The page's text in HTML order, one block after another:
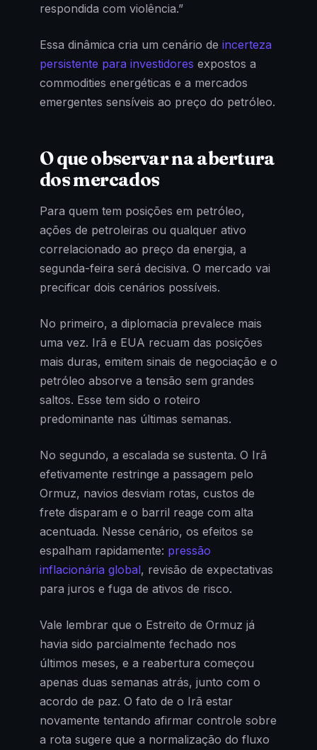
respondida com violência.”
Essa dinâmica cria um cenário de incerteza
persistente para investidores expostos a
commodities energéticas e a mercados
emergentes sensíveis ao preço do petróleo.
O que observar na abertura
dos mercados
Para quem tem posições em petróleo,
ações de petroleiras ou qualquer ativo
correlacionado ao preço da energia, a
segunda-feira será decisiva. O mercado vai
precificar dois cenários possíveis.
No primeiro, a diplomacia prevalece mais
uma vez. Irã e EUA recuam das posições
mais duras, emitem sinais de negociação e o
petróleo absorve a tensão sem grandes
saltos. Esse tem sido o roteiro
predominante nas últimas semanas.
No segundo, a escalada se sustenta. O Irã
efetivamente restringe a passagem pelo
Ormuz, navios desviam rotas, custos de
frete disparam e o barril reage com alta
acentuada. Nesse cenário, os efeitos se
espalham rapidamente: pressão
inflacionária global, revisão de expectativas
para juros e fuga de ativos de risco.
Vale lembrar que o Estreito de Ormuz já
havia sido parcialmente fechado nos
últimos meses, e a reabertura começou
apenas duas semanas atrás, junto com o
acordo de paz. O fato de o Irã estar
novamente tentando afirmar controle sobre
a rota sugere que a normalização do fluxo